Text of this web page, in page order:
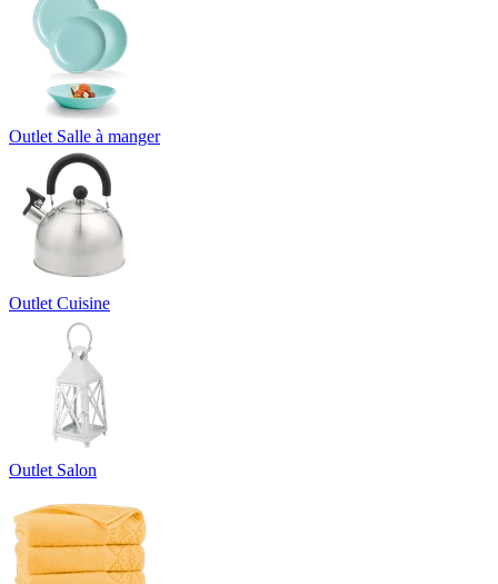
Outlet Salle à manger
Outlet Cuisine
Outlet Salon